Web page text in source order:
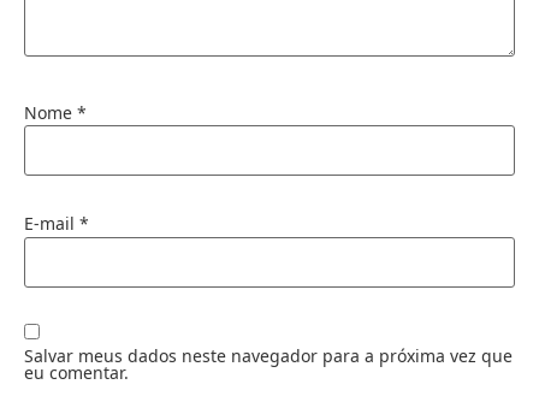
Nome *
E-mail *
Salvar meus dados neste navegador para a próxima vez que
eu comentar.